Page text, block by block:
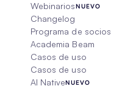
WebinariosNUEVO
Changelog
Programa de socios
Academia Beam
Casos de uso
Casos de uso
AI NativeNUEVO